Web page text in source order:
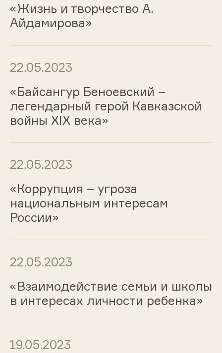
«Жизнь и творчество А.
Айдамирова»
22.05.2023
«Байсангур Беноевский –
легендарный герой Кавказской
войны XIX века»
22.05.2023
«Коррупция – угроза
национальным интересам
России»
22.05.2023
«Взаимодействие семьи и школы
в интересах личности ребенка»
19.05.2023